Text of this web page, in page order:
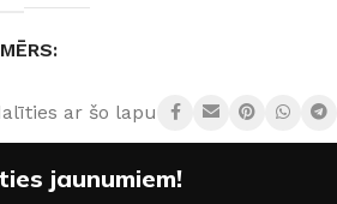
1890 mm
PUSE Kreisā ,Labā
ar šo lapu:
jaunumiem!